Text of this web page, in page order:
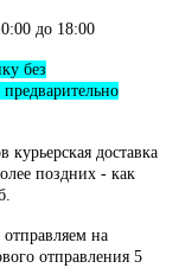
до 18:00
без
предварительно
курьерская доставка
поздних - как
на
отправления 5